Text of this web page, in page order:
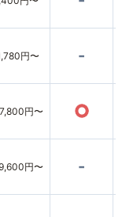
円〜 -
円〜 ○
円〜 -